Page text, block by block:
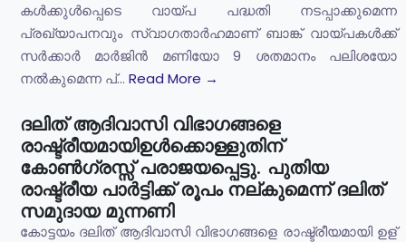
കൾക്കുൾപ്പെടെ വായ്പ പദ്ധതി നടപ്പാക്കുമെന്ന
പ്രഖ്യാപനവും സ്വാഗതാർഹമാണ് ബാങ്ക് വായ്പകൾക്ക്
സർക്കാർ മാർജിൻ മണിയോ 9 ശതമാനം പലിശയോ
നൽകുമെന്ന പ്... Read More →
ദലിത് ആദിവാസി വിഭാഗങ്ങളെ
രാഷ്ട്രീയമായിഉള്‍ക്കൊള്ളുതിന്
കോണ്‍ഗ്രസ്സ് പരാജയപ്പെട്ടു. പുതിയ
രാഷ്ട്രീയ പാര്‍ട്ടിക്ക് രൂപം നല്കുമെന്ന് ദലിത്
സമുദായ മുന്നണി
കോട്ടയം ദലിത് ആദിവാസി വിഭാഗങ്ങളെ രാഷ്ട്രീയമായി ഉള്